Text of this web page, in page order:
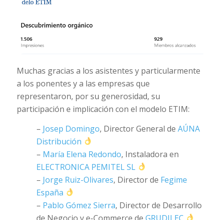
Muchas gracias a los asistentes y particularmente
a los ponentes y a las empresas que
representaron, por su generosidad, su
participación e implicación con el modelo ETIM:
– Josep Domingo, Director General de AÚNA
Distribución
– María Elena Redondo, Instaladora en
ELECTRONICA PEMITEL SL
– Jorge Ruiz-Olivares, Director de Fegime
España
– Pablo Gómez Sierra, Director de Desarrollo